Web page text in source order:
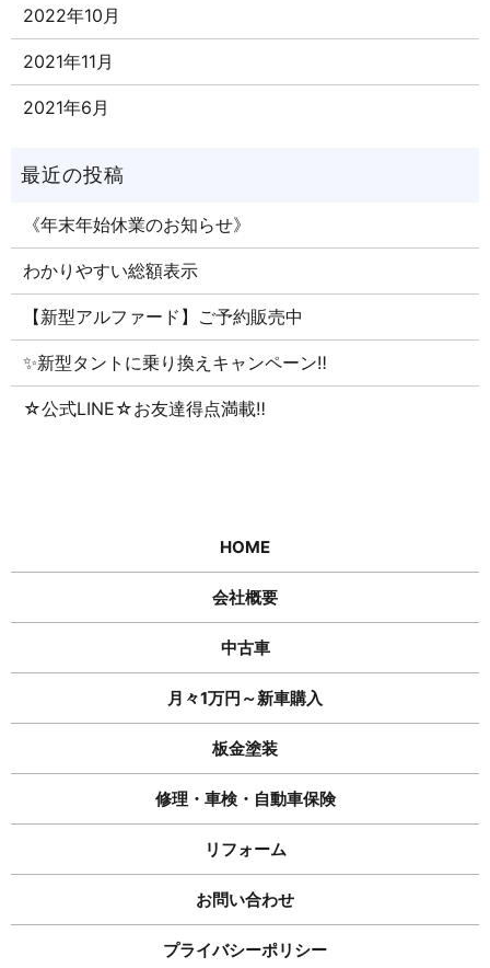
2022年10月
2021年11月
2021年6月
《年末年始休業のお知らせ》
わかりやすい総額表示
【新型アルファード】ご予約販売中
✨新型タントに乗り換えキャンペーン‼
☆公式LINE☆お友達得点満載‼
HOME
会社概要
中古車
月々1万円～新車購入
板金塗装
修理・車検・自動車保険
リフォーム
お問い合わせ
プライバシーポリシー